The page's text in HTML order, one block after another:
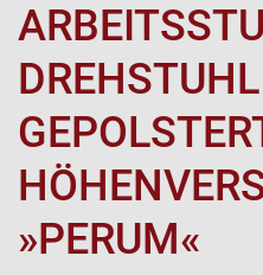
DREHSTUHL
»PERUM«